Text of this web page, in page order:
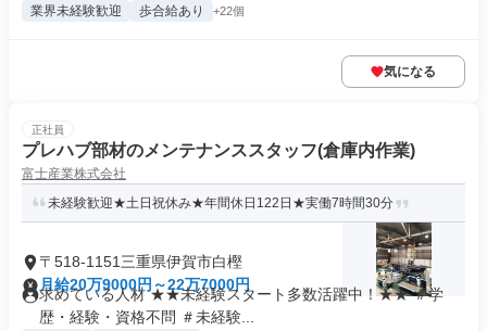
業界未経験歓迎 歩合給あり +22個
気になる
正社員
プレハブ部材のメンテナンススタッフ(倉庫内作業)
富士産業株式会社
未経験歓迎★土日祝休み★年間休日122日★実働7時間30分
〒518-1151三重県伊賀市白樫
月給20万9000円～22万7000円
求めている人材 ★★未経験スタート多数活躍中！★★ ＃学
歴・経験・資格不問 ＃未経験...